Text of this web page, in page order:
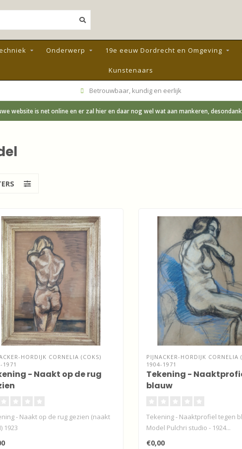
Onderwerp 19e eeuw Dordrecht en Omgeving
Kunstenaars
Betrouwbaar, kundig en eerlijk
website is net online en er zal hier en daar nog wel wat aan mankeren,
HORDIJK CORNELIA (COKS)
1971
- Naakt op de rug
- Naakt op de rug gezien (naakt
1923
PIJNACKER-HORDIJK CORNELIA
1904-1971
Tekening -
blauw
Tekening - Naaktprofiel tegen
Model Pulchri studio - 1924...
€0,00